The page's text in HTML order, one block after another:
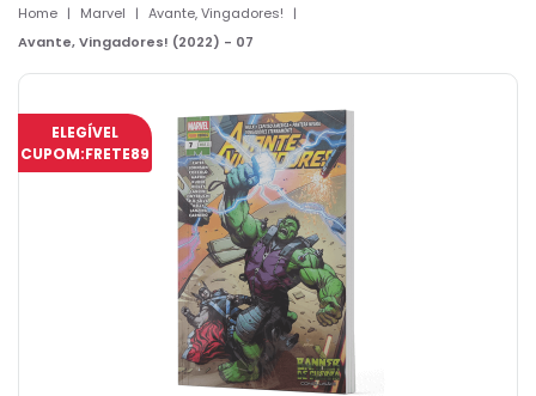
Home | Marvel | Avante, Vingadores!
|
Avante, Vingadores! (2022) - 07
ELEGÍVEL
CUPOM:FRETE89